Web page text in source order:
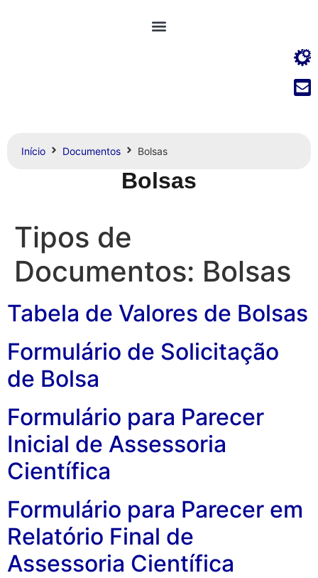
Início Documentos Bolsas
Bolsas
Tipos de
Documentos: Bolsas
Tabela de Valores de Bolsas
Formulário de Solicitação
de Bolsa
Formulário para Parecer
Inicial de Assessoria
Científica
Formulário para Parecer em
Relatório Final de
Assessoria Científica